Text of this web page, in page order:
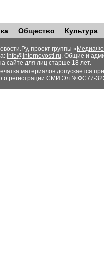
Общество Культура
проект группы «
info@internovosti.ru. Общие и
сайте для лиц старше 18 лет.
материалов допускается
о регистрации СМИ Эл №ФС77-